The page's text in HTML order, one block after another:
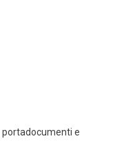
e